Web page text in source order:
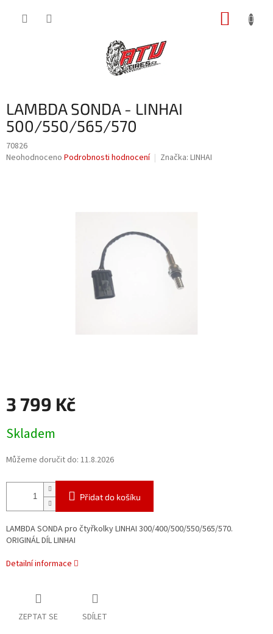
LAMBDA SONDA - LINHAI
500/550/565/570
70826
Průměrné
Neohodnoceno Podrobnosti hodnocení Značka: LINHAI
3 799 Kč
cena:
Skladem
Můžeme doručit do: 11.8.2026
Přidat do košíku
LAMBDA SONDA pro čtyřkolky LINHAI 300/400/500/550/565/570.
ORIGINÁL DÍL LINHAI
Detailní informace
ZEPTAT SE SDÍLET